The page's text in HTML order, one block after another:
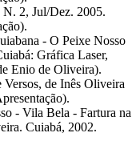
N. 2, Jul/Dez. 2005.
- O Peixe Nosso
Gráfica Laser,
Enio de Oliveira).
de Inês Oliveira
- Vila Bela - Fartura na
Cuiabá, 2002.